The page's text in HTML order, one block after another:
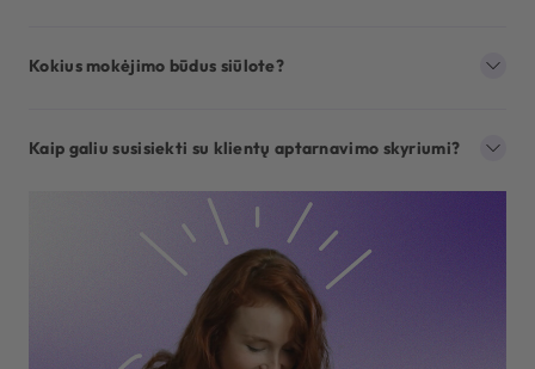
Kokius mokėjimo būdus siūlote?
Kaip galiu susisiekti su klientų aptarnavimo skyriumi?